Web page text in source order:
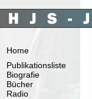
Home
Publikationsliste
Biografie
Bücher
Radio